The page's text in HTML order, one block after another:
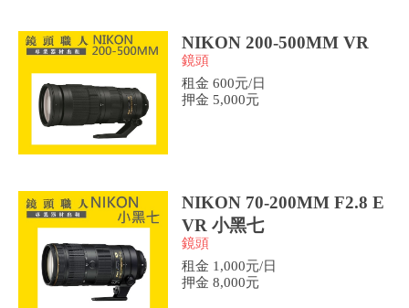
NIKON 200-500MM VR
鏡頭
租金 600元/日
押金 5,000元
NIKON 70-200MM F2.8 E
VR 小黑七
鏡頭
租金 1,000元/日
押金 8,000元